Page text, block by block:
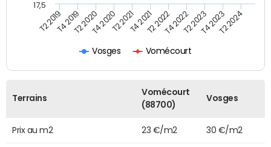
Vosges Vomécourt
T2 2019T4 2019T2 2020T4 2020T2 2021T4 2021T2 2022T4 2022T2 2023T4 2023T2 2024
17,5
Terrains
Vomécourt
(88700)
Vosges
Prix au m2 23 €/m2 30 €/m2